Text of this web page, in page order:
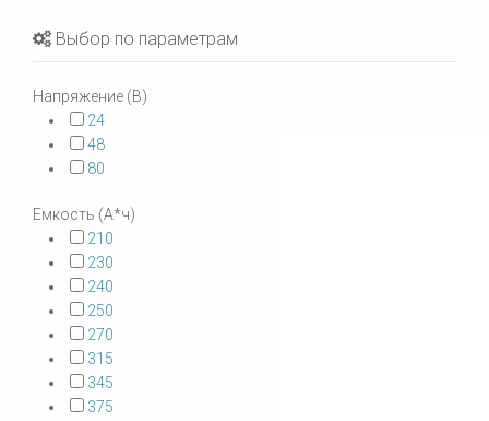
Выбор по параметрам
Напряжение (В)
24
48
80
Емкость (А*ч)
210
230
240
250
270
315
345
375